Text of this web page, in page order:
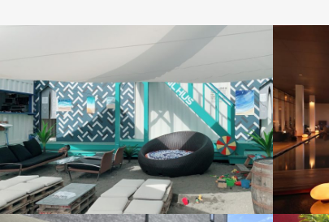
EXCLUSIVE GARDEN
BED JAPAN PROJECT LA LUNA
MUCHA
BED